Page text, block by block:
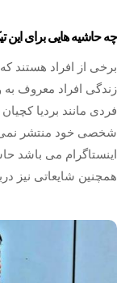
چه حاشیه هایی برای این
برخی از افراد هستند
زندگی افراد معروف به
فردی مانند بردیا
شخصی خود منتشر نمی
اینستاگرام می باشد
همچنین شایعاتی نیز